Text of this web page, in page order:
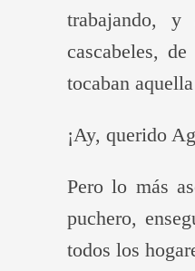
trabajando, y
cascabeles,
tocaban
¡Ay, querido
Pero lo más
puchero,
todos los